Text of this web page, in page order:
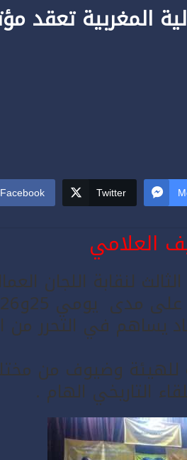
المغربية تعقد
Facebook Twitter
العلامي
لنقابة اللجان
يساهم في التحرر من
للهيئة وضيوف من
التاريخي الهام .